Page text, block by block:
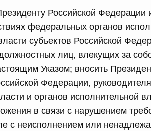
Российской Федерации
федеральных органов
субъектов Российской
лиц, влекущих за
Указом; вносить
Федерации,
и органов исполнительной
в связи с нарушением
с неисполнением или
Федерации от 21.07.2026 г. №
Российской Федерации от 12
понедельник
Федерации от 20.07.2026 г. №